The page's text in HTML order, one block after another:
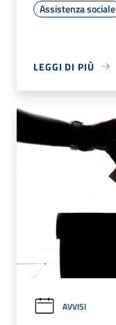
Assistenza sociale
LEGGI DI PIÙ
AVVISI